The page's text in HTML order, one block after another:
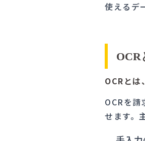
使えるデ
OCR
OCRとは
OCRを請
せます。